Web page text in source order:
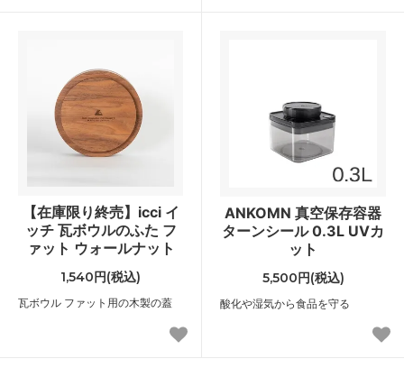
【在庫限り終売】icci イ
ッチ 瓦ボウルのふた フ
ァット ウォールナット
1,540円(税込)
瓦ボウル ファット用の木製の蓋
ANKOMN 真空保存容器
ターンシール 0.3L UVカ
ット
5,500円(税込)
酸化や湿気から食品を守る